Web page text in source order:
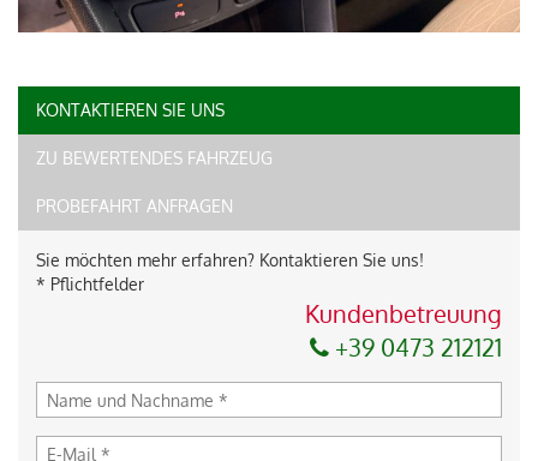
KONTAKTIEREN SIE UNS
ZU BEWERTENDES FAHRZEUG
PROBEFAHRT ANFRAGEN
Sie möchten mehr erfahren? Kontaktieren Sie uns!
* Pflichtfelder
Kundenbetreuung
+39 0473 212121